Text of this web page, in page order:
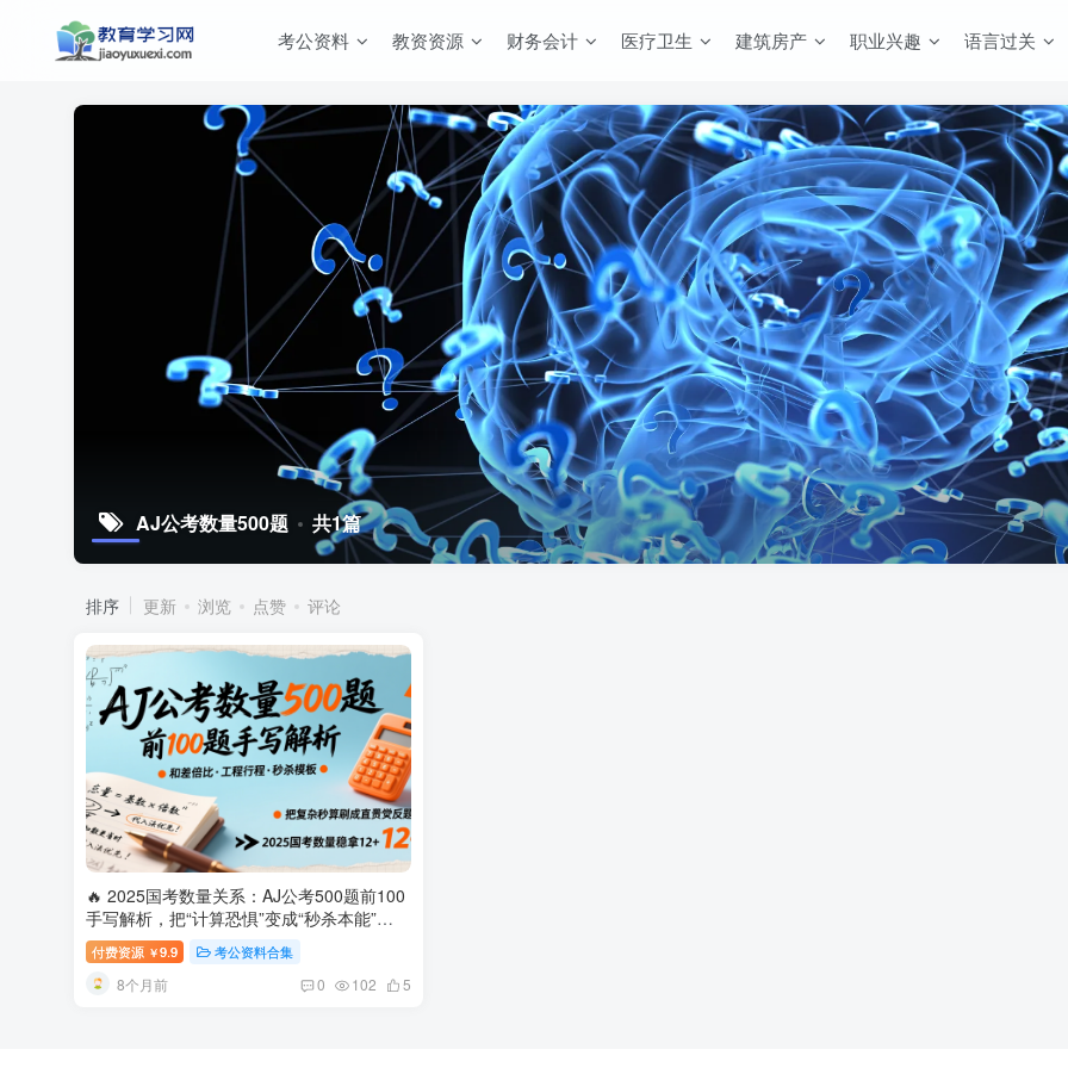
考公资料 教资资源 财务会计 医疗卫生 建筑房产 职业兴趣 语言过关
AJ公考数量500题 共1篇
排序 更新 浏览 点赞 评论
🔥 2025国考数量关系：AJ公考500题前100
手写解析，把“计算恐惧”变成“秒杀本能”
2025国考数量关系500题前100题手写解析
付费资源 ￥9.9 考公资料合集
8个月前 0 102 5